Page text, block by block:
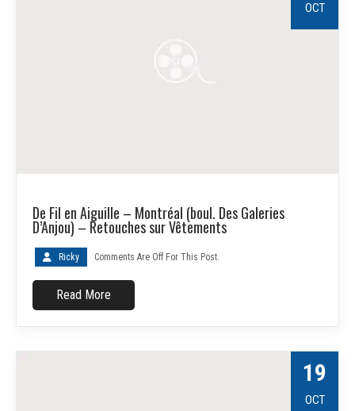
OCT
De Fil en Aiguille – Montréal (boul. Des Galeries
D’Anjou) – Retouches sur Vêtements
Ricky Comments Are Off For This Post.
Read More
19
OCT